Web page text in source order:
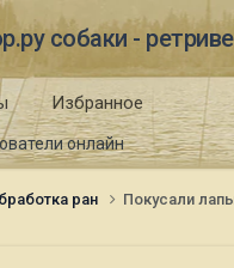
собаки -
онлайн
Избранное
ран Покусали